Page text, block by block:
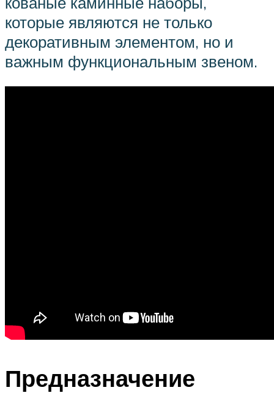
которые являются не только
декоративным элементом, но и
важным функциональным звеном.
Предназначение